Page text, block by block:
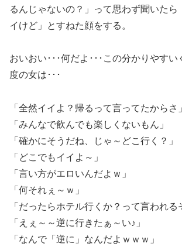
るんじゃないの？」って思わず聞いたら
イけど」とすねた顔をする。
おいおい･･･何だよ･･･この分かりやす
度の女は･･･
「全然イイよ？帰るって言ってたからさ」
「みんなで飲んでも楽しくないもん」
「確かにそうだね、じゃ～どこ行く？」
「どこでもイイよ～」
「言い方がエロいんだよｗ」
「何それぇ～ｗ」
「だったらホテル行くか？って言われる
「えぇ～～逆に行きたぁ～い♪」
「なんで「逆に」なんだよｗｗｗ」